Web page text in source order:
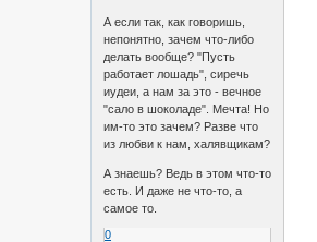
А если так, как говоришь,
непонятно, зачем что-либо
делать вообще? "Пусть
работает лошадь", сиречь
иудеи, а нам за это - вечное
"сало в шоколаде". Мечта! Но
им-то это зачем? Разве что
из любви к нам, халявщикам?
А знаешь? Ведь в этом что-то
есть. И даже не что-то, а
самое то.
0